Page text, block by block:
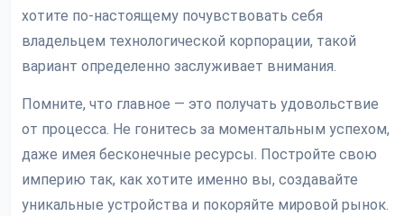
хотите по-настоящему почувствовать себя
владельцем технологической корпорации, такой
вариант определенно заслуживает внимания.
Помните, что главное — это получать удовольствие
от процесса. Не гонитесь за моментальным успехом,
даже имея бесконечные ресурсы. Постройте свою
империю так, как хотите именно вы, создавайте
уникальные устройства и покоряйте мировой рынок.